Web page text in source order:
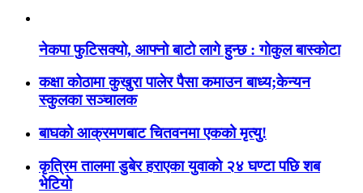
नेकपा फुटिसक्यो, आफ्नो बाटो लागे हुन्छ : गोकुल बास्कोटा
कक्षा कोठामा कुखुरा पालेर पैसा कमाउन बाध्य;केन्यन
स्कुलका सञ्चालक
बाघको आक्रमणबाट चितवनमा एकको मृत्यु!
कृत्रिम तालमा डुबेर हराएका युवाकाे २४ घण्टा पछि शब
भेटियाे